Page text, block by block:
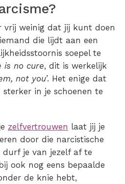
vrij weinig dat jij kunt doen
die lijdt aan een
soepel te
is no cure, dit is werkelijk
not you’. Het enige dat
in je schoenen te
zelfvertrouwen laat jij je
door die narcistische
je van jezelf af te
ook nog eens bepaalde
de knie hebt,